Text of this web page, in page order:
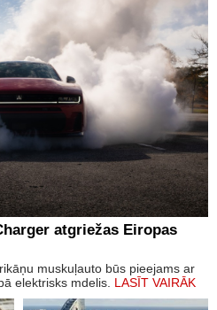
atgriežas Eiropas
muskuļauto būs pieejams ar
elektrisks mdelis. LASĪT VAIRĀK